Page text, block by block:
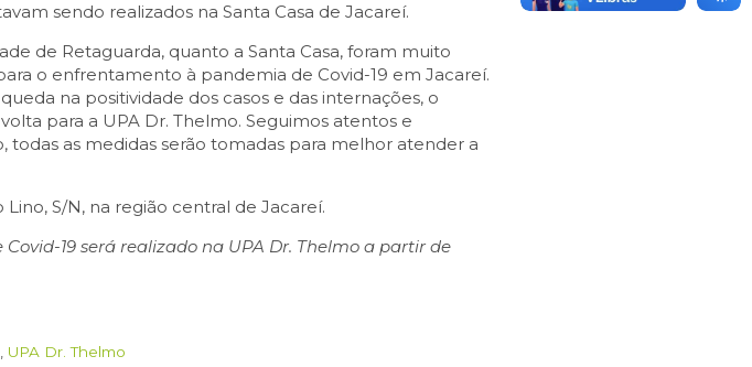
sendo realizados na Santa Casa de Jacareí.
de Retaguarda, quanto a Santa Casa, foram muito
o enfrentamento à pandemia de Covid-19 em Jacareí.
na positividade dos casos e das internações, o
para a UPA Dr. Thelmo. Seguimos atentos e
todas as medidas serão tomadas para melhor atender a
S/N, na região central de Jacareí.
19 será realizado na UPA Dr. Thelmo a partir de
UPA Dr. Thelmo